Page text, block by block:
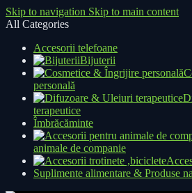
Skip to navigation Skip to main content
All Categories
Accesorii telefoane
Bijuterii
personală
terapeutice
Îmbrăcăminte
animale de companie
Suplimente alimentare & Produse